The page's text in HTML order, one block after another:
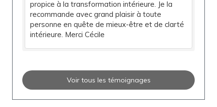
propice à la transformation intérieure. Je la
recommande avec grand plaisir à toute
personne en quête de mieux-être et de clarté
intérieure. Merci Cécile
Voir tous les témoignages